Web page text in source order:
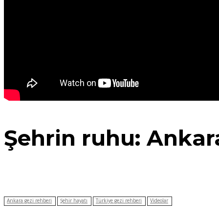
Şehrin ruhu:
Ankara gezi rehberi Şehir hayatı Türkiye gezi rehberi Videolar